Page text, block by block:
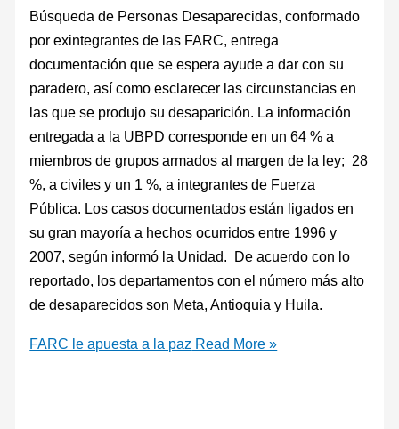
Búsqueda de Personas Desaparecidas, conformado
por exintegrantes de las FARC, entrega
documentación que se espera ayude a dar con su
paradero, así como esclarecer las circunstancias en
las que se produjo su desaparición. La información
entregada a la UBPD corresponde en un 64 % a
miembros de grupos armados al margen de la ley; 28
%, a civiles y un 1 %, a integrantes de Fuerza
Pública. Los casos documentados están ligados en
su gran mayoría a hechos ocurridos entre 1996 y
2007, según informó la Unidad. De acuerdo con lo
reportado, los departamentos con el número más alto
de desaparecidos son Meta, Antioquia y Huila.
FARC le apuesta a la paz Read More »